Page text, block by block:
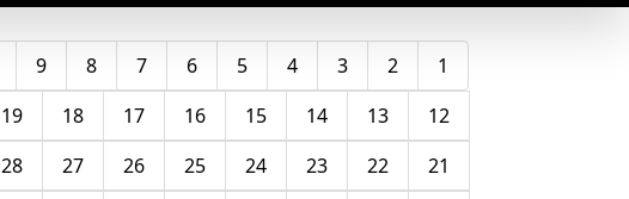
1
2
3
4
5
6
7
8
9
12
13
14
15
16
17
18
19
21
22
23
24
25
26
27
28